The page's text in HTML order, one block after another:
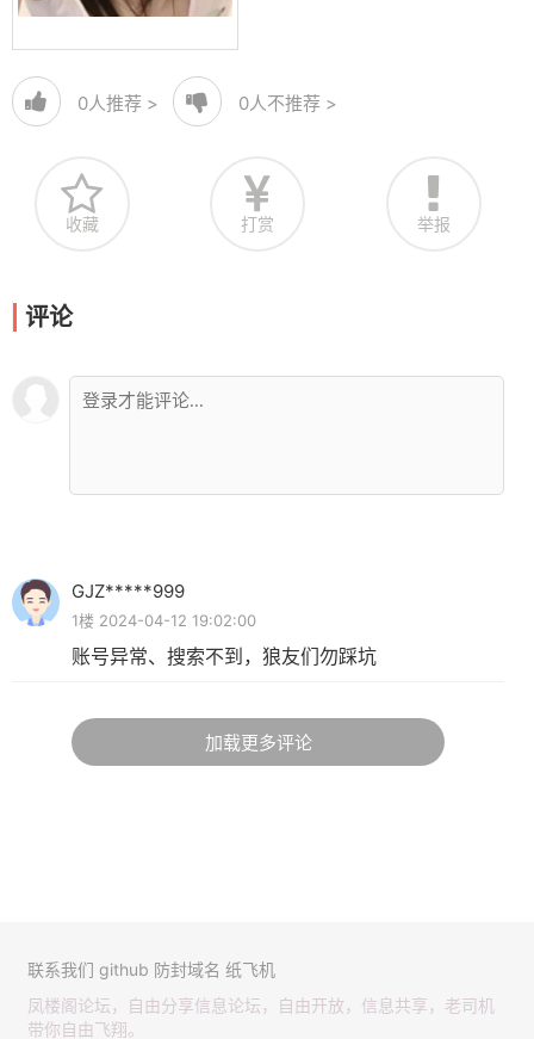
0人推荐 > 0人不推荐 >
收藏 打赏 举报
评论
GJZ*****999
1楼 2024-04-12 19:02:00
账号异常、搜索不到，狼友们勿踩坑
加载更多评论
联系我们 github 防封域名 纸飞机
凤楼阁论坛，自由分享信息论坛，自由开放，信息共享，老司机
带你自由飞翔。